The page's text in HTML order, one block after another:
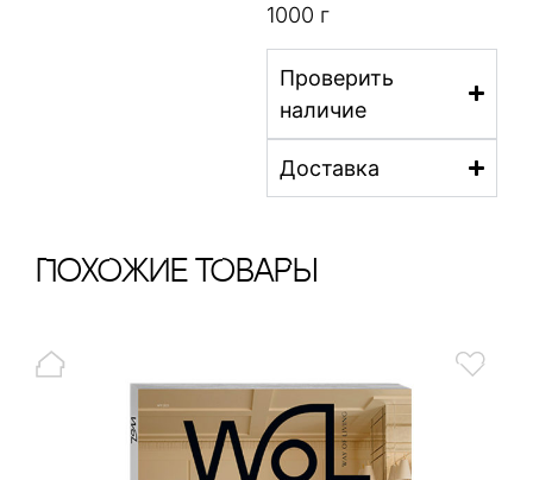
1000 г
Проверить
наличие
Доставка
ПохОжИе тОваРы